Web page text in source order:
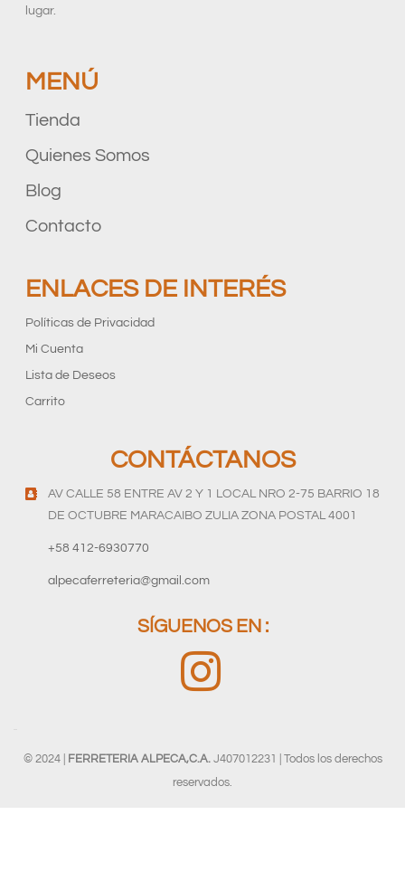
lugar.
MENÚ
Tienda
Quienes Somos
Blog
Contacto
ENLACES DE INTERÉS
Políticas de Privacidad
Mi Cuenta
Lista de Deseos
Carrito
CONTÁCTANOS
AV CALLE 58 ENTRE AV 2 Y 1 LOCAL NRO 2-75 BARRIO 18
DE OCTUBRE MARACAIBO ZULIA ZONA POSTAL 4001
+58 412-6930770
alpecaferreteria@gmail.com
SÍGUENOS EN :
© 2024 | FERRETERIA ALPECA,C.A.J407012231 | Todos los derechos
reservados.